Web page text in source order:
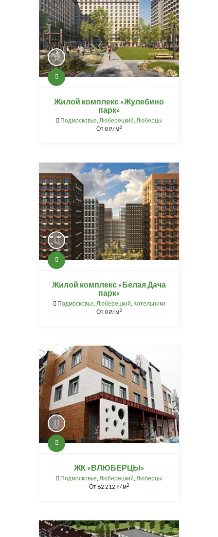
Жилой комплекс «Жулебино
парк»
Подмосковье, Люберецкий, Люберцы
От0⃏/ м2
Жилой комплекс «Белая Дача
парк»
Подмосковье, Люберецкий, Котельники
От0⃏/ м2
ЖК «ВЛЮБЕРЦЫ»
Подмосковье, Люберецкий, Люберцы
От 82 212 ⃏/ м2